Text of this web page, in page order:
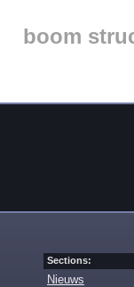
boom
Sections:
Nieuws